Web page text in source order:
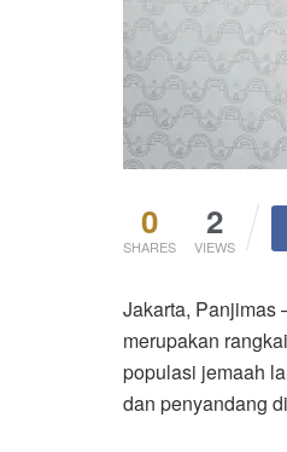
0
SHARES
2
VIEWS
Jakarta, Panjimas
merupakan
populasi jemaah
dan penyandang